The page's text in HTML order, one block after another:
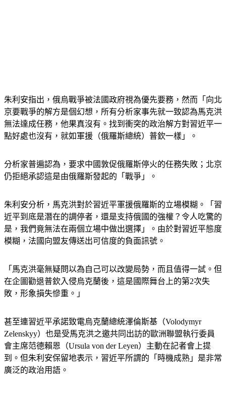
朱利安指出，俄烏戰爭被法國政府視為優先要務，然而「向北
京要戰爭的解方是個幻想，所有分析家事先就一致認為馬克洪
無法達成任務，他果真沒有。找到衝突的政治解方對習近平一
點好處也沒有，就如軍援（俄羅斯總統）普欽一樣」。
分析家普遍認為，要求中國敦促俄羅斯停火的任務失敗；北京
仍拒絕承認這是由俄羅斯發起的「戰爭」。
朱利安分析，馬克洪對於習近平軍援俄羅斯的立場模糊。「習
近平到底是潛在的調停者，還是支持俄國的強權？令人吃驚的
是，我們竟無法在兩個立場中做出選擇」。由於對習近平態度
模糊，法國向盟友傳送出可信度的負面訊號。
「馬克洪毫無疑問以為自己可以改變局勢，而且值得一試。但
在企圖勸退普欽入侵烏克蘭後，這是國際舞台上的第2次失
敗，形象損失慘重。」
甚至連習近平承諾致電烏克蘭總統澤倫斯基（Volodymyr
Zelenskyy）也是受馬克洪之邀共同出訪的歐洲聯盟執行委員
會主席范德賴恩（Ursula von der Leyen）主動在記者會上提
到。但朱利安保留地表示，習近平所謂的「時機成熟」是非常
廣泛的政治用語。